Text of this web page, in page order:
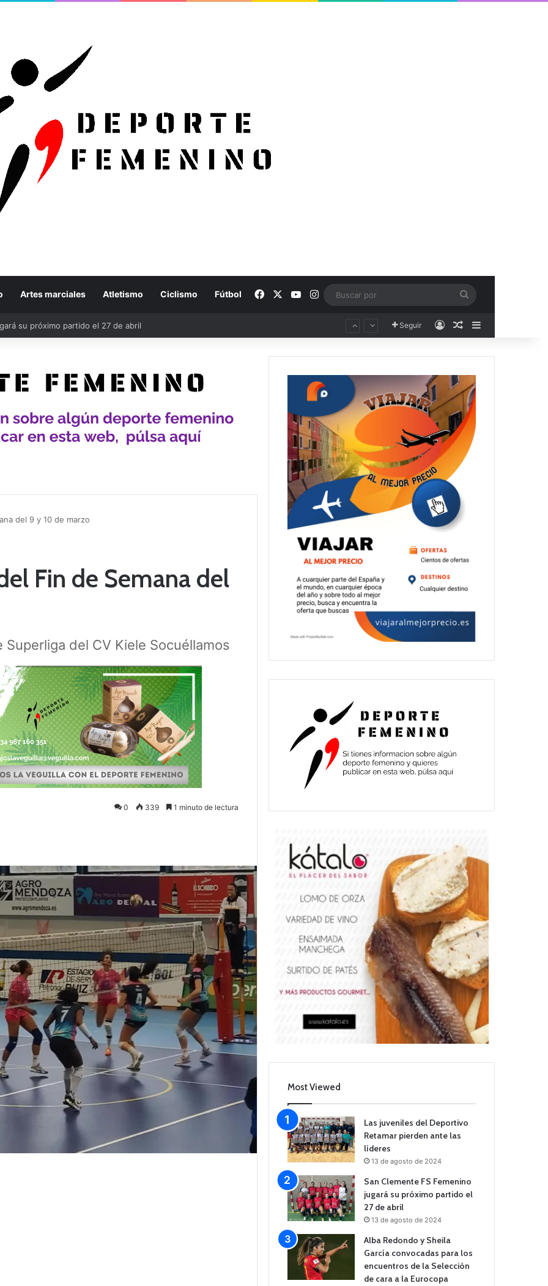
Artes marciales Atletismo Ciclismo Fútbol Facebook YouTubeInstagram
su próximo partido el 27 de abril Seguir AccesoPublicación al
del 9 y 10 de marzo
Fin de Semana del
del CV Kiele Socuéllamos
0 339 1 minuto de lectura
Most Viewed
Las juveniles del Deportivo
Retamar pierden ante las
líderes
13 de agosto de 2024
San Clemente FS Femenino
jugará su próximo partido el
27 de abril
13 de agosto de 2024
Alba Redondo y Sheila
García convocadas para los
encuentros de la Selección
de cara a la Eurocopa